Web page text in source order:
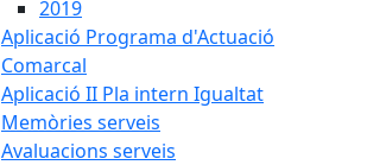
2019
Aplicació Programa d'Actuació
Comarcal
Aplicació II Pla intern Igualtat
Memòries serveis
Avaluacions serveis